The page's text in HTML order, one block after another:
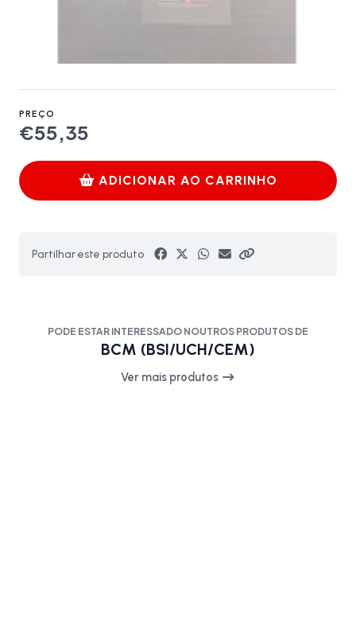
PREÇO
€55,35
ADICIONAR AO CARRINHO
Partilhar este produto
PODE ESTAR INTERESSADO NOUTROS PRODUTOS DE
BCM (BSI/UCH/CEM)
Ver mais produtos